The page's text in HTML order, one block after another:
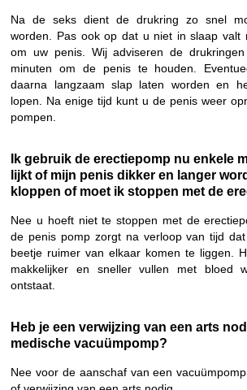
Na de seks dient de drukring zo snel
worden. Pas ook op dat u niet in slaap valt
om uw penis. Wij adviseren de
minuten om de penis te houden.
daarna langzaam slap laten worden en
lopen. Na enige tijd kunt u de penis weer
pompen.
Ik gebruik de erectiepomp nu enkele
lijkt of mijn penis dikker en langer
kloppen of moet ik stoppen met de
Nee u hoeft niet te stoppen met de
de penis pomp zorgt na verloop van tijd
beetje ruimer van elkaar komen te liggen.
makkelijker en sneller vullen met bloed
ontstaat.
Heb je een verwijzing van een arts
medische vacuümpomp?
Nee voor de aanschaf van een